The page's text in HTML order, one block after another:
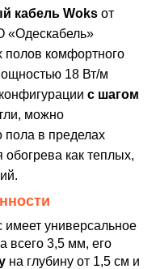
кабель Woks от
«Одескабель»
полов комфортного
18 Вт/м
с шагом
можно
пола в пределах
обогрева как теплых,
имеет универсальное
всего 3,5 мм, его
на глубину от 1,5 см и